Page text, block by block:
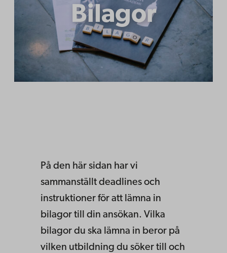
Bilagor
På den här sidan har vi
sammanställt deadlines och
instruktioner för att lämna in
bilagor till din ansökan. Vilka
bilagor du ska lämna in beror på
vilken utbildning du söker till och